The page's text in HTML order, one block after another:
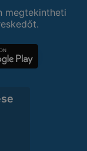
megtekintheti